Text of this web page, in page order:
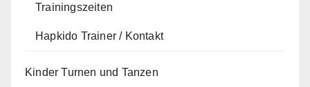
Trainingszeiten
Hapkido Trainer / Kontakt
Kinder Turnen und Tanzen